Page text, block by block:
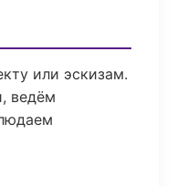
или эскизам.
ведём